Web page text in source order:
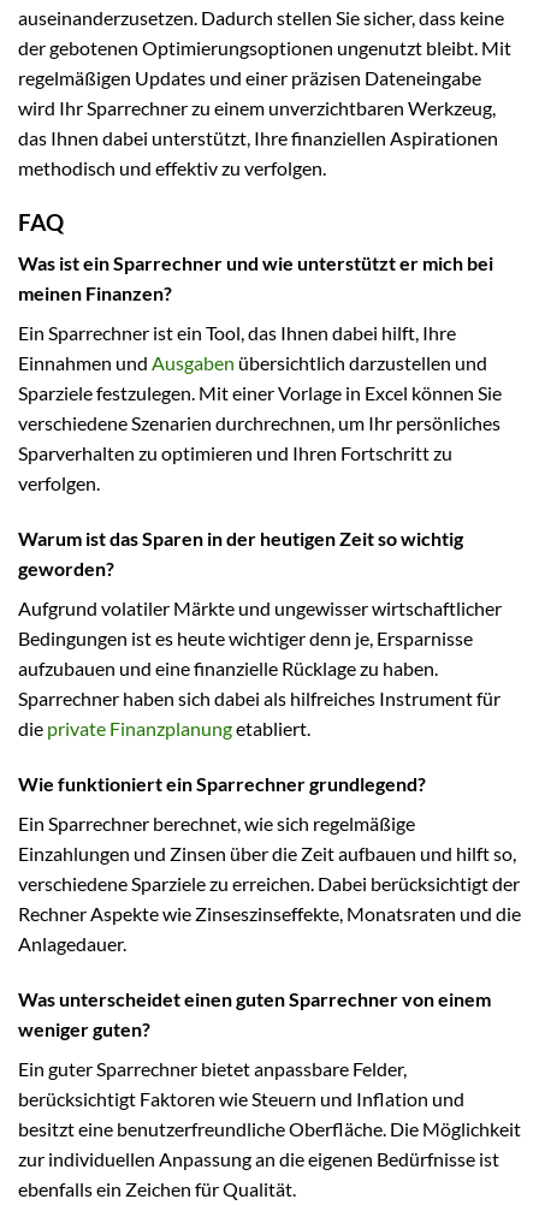
auseinanderzusetzen. Dadurch stellen Sie sicher, dass keine
der gebotenen Optimierungsoptionen ungenutzt bleibt. Mit
regelmäßigen Updates und einer präzisen Dateneingabe
wird Ihr Sparrechner zu einem unverzichtbaren Werkzeug,
das Ihnen dabei unterstützt, Ihre finanziellen Aspirationen
methodisch und effektiv zu verfolgen.
FAQ
Was ist ein Sparrechner und wie unterstützt er mich bei
meinen Finanzen?
Ein Sparrechner ist ein Tool, das Ihnen dabei hilft, Ihre
Einnahmen und Ausgaben übersichtlich darzustellen und
Sparziele festzulegen. Mit einer Vorlage in Excel können Sie
verschiedene Szenarien durchrechnen, um Ihr persönliches
Sparverhalten zu optimieren und Ihren Fortschritt zu
verfolgen.
Warum ist das Sparen in der heutigen Zeit so wichtig
geworden?
Aufgrund volatiler Märkte und ungewisser wirtschaftlicher
Bedingungen ist es heute wichtiger denn je, Ersparnisse
aufzubauen und eine finanzielle Rücklage zu haben.
Sparrechner haben sich dabei als hilfreiches Instrument für
die private Finanzplanungetabliert.
Wie funktioniert ein Sparrechner grundlegend?
Ein Sparrechner berechnet, wie sich regelmäßige
Einzahlungen und Zinsen über die Zeit aufbauen und hilft so,
verschiedene Sparziele zu erreichen. Dabei berücksichtigt der
Rechner Aspekte wie Zinseszinseffekte, Monatsraten und die
Anlagedauer.
Was unterscheidet einen guten Sparrechner von einem
weniger guten?
Ein guter Sparrechner bietet anpassbare Felder,
berücksichtigt Faktoren wie Steuern und Inflation und
besitzt eine benutzerfreundliche Oberfläche. Die Möglichkeit
zur individuellen Anpassung an die eigenen Bedürfnisse ist
ebenfalls ein Zeichen für Qualität.